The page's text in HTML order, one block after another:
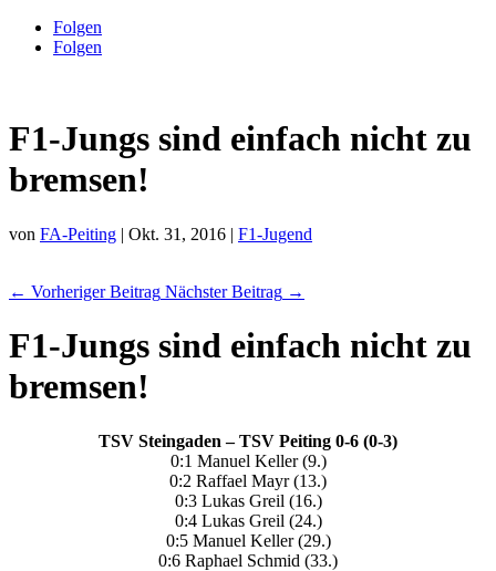
Folgen
Folgen
F1-Jungs sind einfach nicht zu
bremsen!
von FA-Peiting | Okt. 31, 2016 | F1-Jugend
← Vorheriger Beitrag Nächster Beitrag →
F1-Jungs sind einfach nicht zu
bremsen!
TSV Steingaden – TSV Peiting 0-6 (0-3)
0:1 Manuel Keller (9.)
0:2 Raffael Mayr (13.)
0:3 Lukas Greil (16.)
0:4 Lukas Greil (24.)
0:5 Manuel Keller (29.)
0:6 Raphael Schmid (33.)